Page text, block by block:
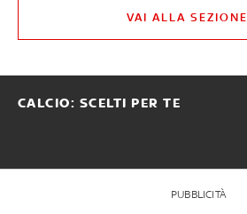
VAI ALLA SEZIONE
CALCIO: SCELTI PER TE
PUBBLICITÀ